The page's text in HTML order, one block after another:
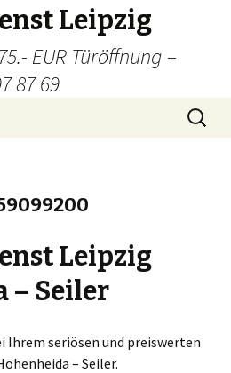
Leipzig
EUR Türöffnung –
87 69
Suchen
nach:
Leipzig
– Seiler
Ihrem seriösen und preiswerten
– Seiler.